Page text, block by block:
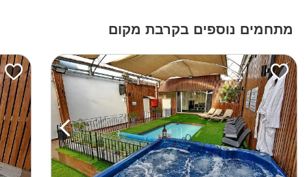
מתחמים נוספים בקרבת מקום